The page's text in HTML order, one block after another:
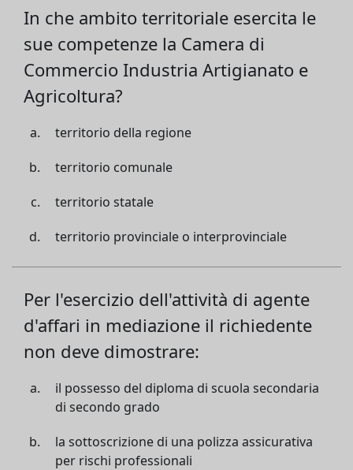
In che ambito territoriale esercita le
sue competenze la Camera di
Commercio Industria Artigianato e
Agricoltura?
territorio della regione
territorio comunale
territorio statale
territorio provinciale o interprovinciale
Per l'esercizio dell'attività di agente
d'affari in mediazione il richiedente
non deve dimostrare:
il possesso del diploma di scuola secondaria
di secondo grado
la sottoscrizione di una polizza assicurativa
per rischi professionali